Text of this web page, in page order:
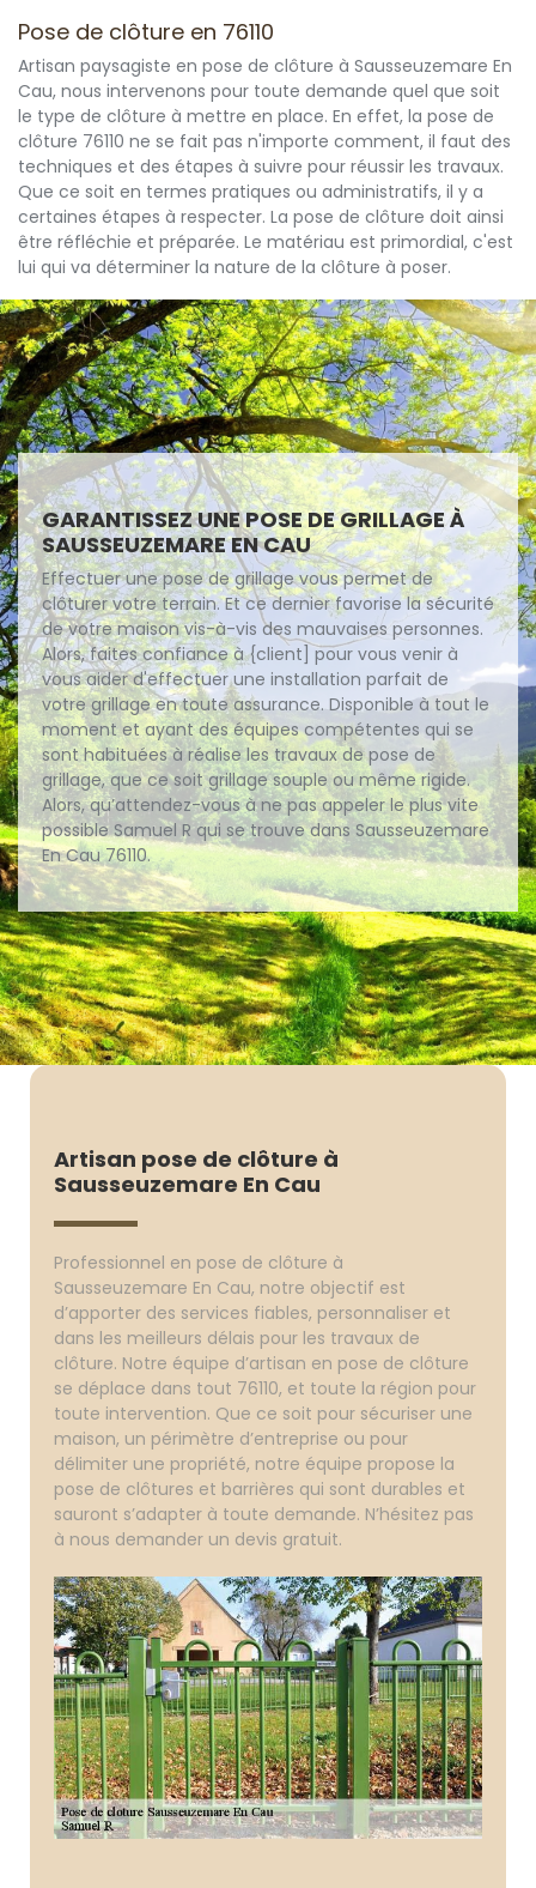
Pose de clôture en 76110
Artisan paysagiste en pose de clôture à Sausseuzemare En
Cau, nous intervenons pour toute demande quel que soit
le type de clôture à mettre en place. En effet, la pose de
clôture 76110 ne se fait pas n'importe comment, il faut des
techniques et des étapes à suivre pour réussir les travaux.
Que ce soit en termes pratiques ou administratifs, il y a
certaines étapes à respecter. La pose de clôture doit ainsi
être réfléchie et préparée. Le matériau est primordial, c'est
lui qui va déterminer la nature de la clôture à poser.
GARANTISSEZ UNE POSE DE GRILLAGE À
SAUSSEUZEMARE EN CAU
Effectuer une pose de grillage vous permet de
clôturer votre terrain. Et ce dernier favorise la sécurité
de votre maison vis-à-vis des mauvaises personnes.
Alors, faites confiance à {client] pour vous venir à
vous aider d'effectuer une installation parfait de
votre grillage en toute assurance. Disponible à tout le
moment et ayant des équipes compétentes qui se
sont habituées à réalise les travaux de pose de
grillage, que ce soit grillage souple ou même rigide.
Alors, qu’attendez-vous à ne pas appeler le plus vite
possible Samuel R qui se trouve dans Sausseuzemare
En Cau 76110.
Artisan pose de clôture à
Sausseuzemare En Cau
Professionnel en pose de clôture à
Sausseuzemare En Cau, notre objectif est
d’apporter des services fiables, personnaliser et
dans les meilleurs délais pour les travaux de
clôture. Notre équipe d’artisan en pose de clôture
se déplace dans tout 76110, et toute la région pour
toute intervention. Que ce soit pour sécuriser une
maison, un périmètre d’entreprise ou pour
délimiter une propriété, notre équipe propose la
pose de clôtures et barrières qui sont durables et
sauront s’adapter à toute demande. N’hésitez pas
à nous demander un devis gratuit.